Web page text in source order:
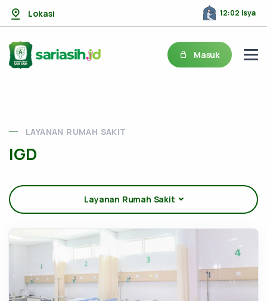
Lokasi 12:02 Isya
Masuk
LAYANAN RUMAH SAKIT
IGD
Layanan Rumah Sakit